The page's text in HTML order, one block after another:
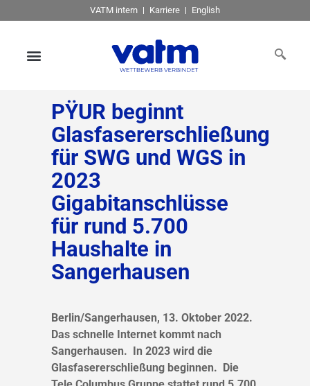
VATM intern Karriere English
PŸUR beginnt
Glasfasererschließung
für SWG und WGS in
2023
Gigabitanschlüsse
für rund 5.700
Haushalte in
Sangerhausen
Berlin/Sangerhausen, 13. Oktober 2022.
Das schnelle Internet kommt nach
Sangerhausen. In 2023 wird die
Glasfasererschließung beginnen. Die